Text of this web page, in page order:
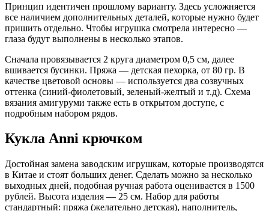
Принцип идентичен прошлому варианту. Здесь усложняется
все наличием дополнительных деталей, которые нужно будет
пришить отдельно. Чтобы игрушка смотрела интересно —
глаза будут выполнены в несколько этапов.
Сначала провязывается 2 круга диаметром 0,5 см, далее
вшивается бусинки. Пряжа — детская пехорка, от 80 гр. В
качестве цветовой основы — используется два созвучных
оттенка (синий-фиолетовый, зеленый-желтый и т.д). Схема
вязания амигуруми также есть в открытом доступе, с
подробным набором рядов.
Кукла Anni крючком
Достойная замена заводским игрушкам, которые производятся
в Китае и стоят больших денег. Сделать можно за несколько
выходных дней, подобная ручная работа оценивается в 1500
рублей. Высота изделия — 25 см. Набор для работы
стандартный: пряжа (желательно детская), наполнитель,